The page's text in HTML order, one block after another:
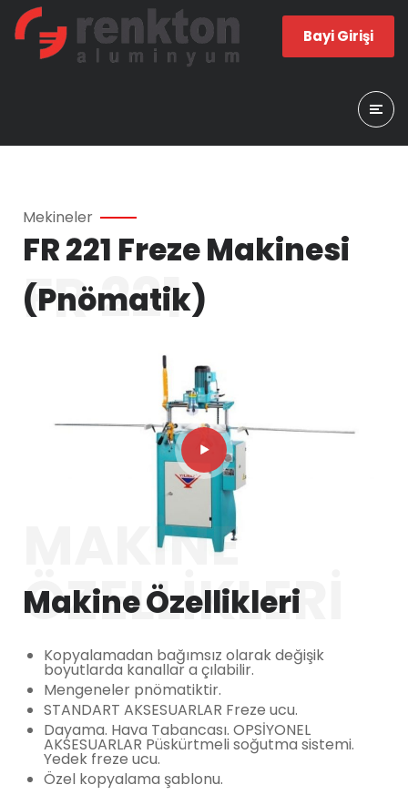
Bayi Girişi
FR 221
Mekineler
FR 221 Freze Makinesi
(Pnömatik)
MAKINE
ÖZELLIKLERI
Makine Özellikleri
Kopyalamadan bağımsız olarak değişik
boyutlarda kanallar a çılabilir.
Mengeneler pnömatiktir.
STANDART AKSESUARLAR Freze ucu.
Dayama. Hava Tabancası. OPSİYONEL
AKSESUARLAR Püskürtmeli soğutma sistemi.
Yedek freze ucu.
Özel kopyalama şablonu.